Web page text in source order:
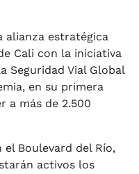
alianza estratégica
Cali con la iniciativa
Seguridad Vial Global
en su primera
a más de 2.500
el Boulevard del Río,
activos los